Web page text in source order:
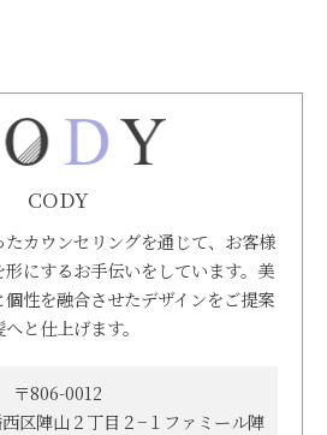
CODY
カウンセリングを通じて、お客様
にするお手伝いをしています。美
性を融合させたデザインをご提案
と仕上げます。
〒806-0012
区陣山２丁目２−１ファミール陣